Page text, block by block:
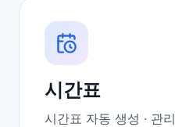
시간표
시간표 자동 생성 · 관리